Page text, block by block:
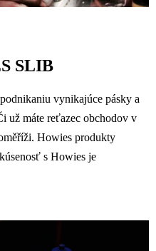
SLIB
vynikajúce pásky a
už máte reťazec obchodov v
Howies produkty
s Howies je